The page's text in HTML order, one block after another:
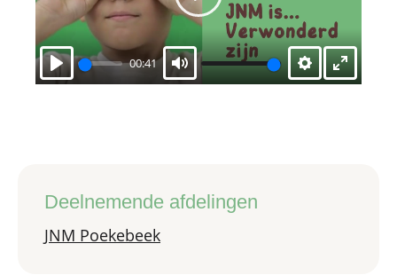
Play
00:41
Mute Settings
Enter
Play
Deelnemende afdelingen
JNM Poekebeek